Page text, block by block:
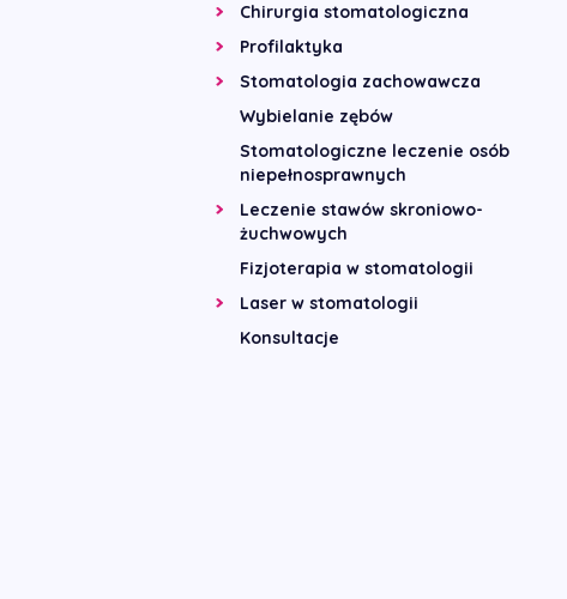
Chirurgia stomatologiczna
Profilaktyka
Stomatologia zachowawcza
Wybielanie zębów
Stomatologiczne leczenie osób
niepełnosprawnych
Leczenie stawów skroniowo-
żuchwowych
Fizjoterapia w stomatologii
Laser w stomatologii
Konsultacje